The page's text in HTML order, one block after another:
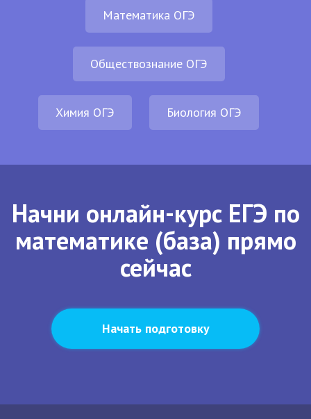
Математика ОГЭ
Обществознание ОГЭ
Химия ОГЭ Биология ОГЭ
Начни онлайн-курс ЕГЭ по
математике (база) прямо
сейчас
Начать подготовку